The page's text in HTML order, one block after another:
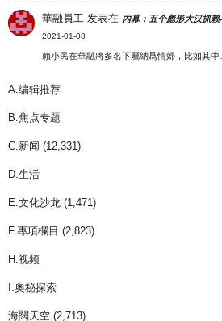
華融員工 发表在 内幕：五个彪形大汉抓
2021-01-08
賴小民在華融將多名下屬納爲情婦，比如其中
A.编辑推荐
B.焦点专题
C.新闻 (12,331)
D.生活
E.文化沙龙 (1,471)
F.專項欄目 (2,823)
H.视频
I.奧秘探索
海闊天空 (2,713)